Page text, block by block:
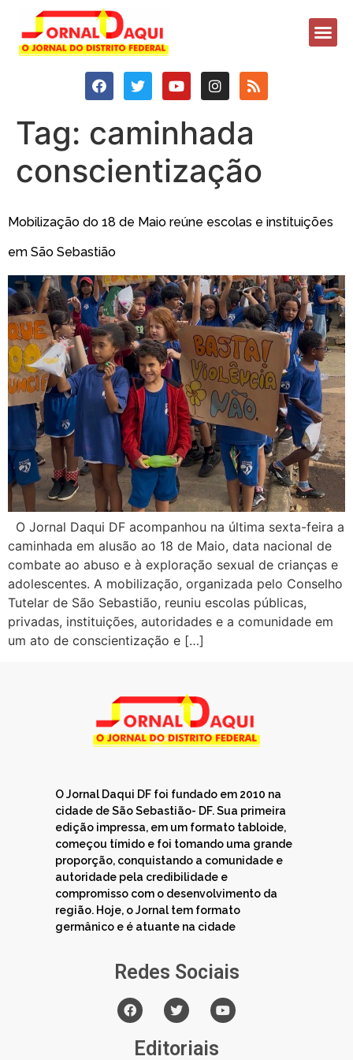
Tag: caminhada
conscientização
Mobilização do 18 de Maio reúne escolas e instituições
em São Sebastião
O Jornal Daqui DF acompanhou na última sexta-feira a
caminhada em alusão ao 18 de Maio, data nacional de
combate ao abuso e à exploração sexual de crianças e
adolescentes. A mobilização, organizada pelo Conselho
Tutelar de São Sebastião, reuniu escolas públicas,
privadas, instituições, autoridades e a comunidade em
um ato de conscientização e […]
O Jornal Daqui DF foi fundado em 2010 na
cidade de São Sebastião- DF. Sua primeira
edição impressa, em um formato tabloide,
começou tímido e foi tomando uma grande
proporção, conquistando a comunidade e
autoridade pela credibilidade e
compromisso com o desenvolvimento da
região. Hoje, o Jornal tem formato
germânico e é atuante na cidade
Redes Sociais
Editoriais